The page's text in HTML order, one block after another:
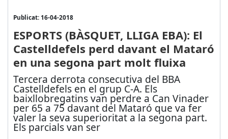
Publicat: 16-04-2018
ESPORTS (BÀSQUET, LLIGA EBA): El
Castelldefels perd davant el Mataró
en una segona part molt fluixa
Tercera derrota consecutiva del BBA
Castelldefels en el grup C-A. Els
baixllobregatins van perdre a Can Vinader
per 65 a 75 davant del Mataró que va fer
valer la seva superioritat a la segona part.
Els parcials van ser